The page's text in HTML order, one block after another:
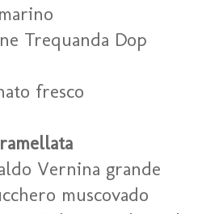
Trequanda Dop
fresco
Vernina grande
muscovado